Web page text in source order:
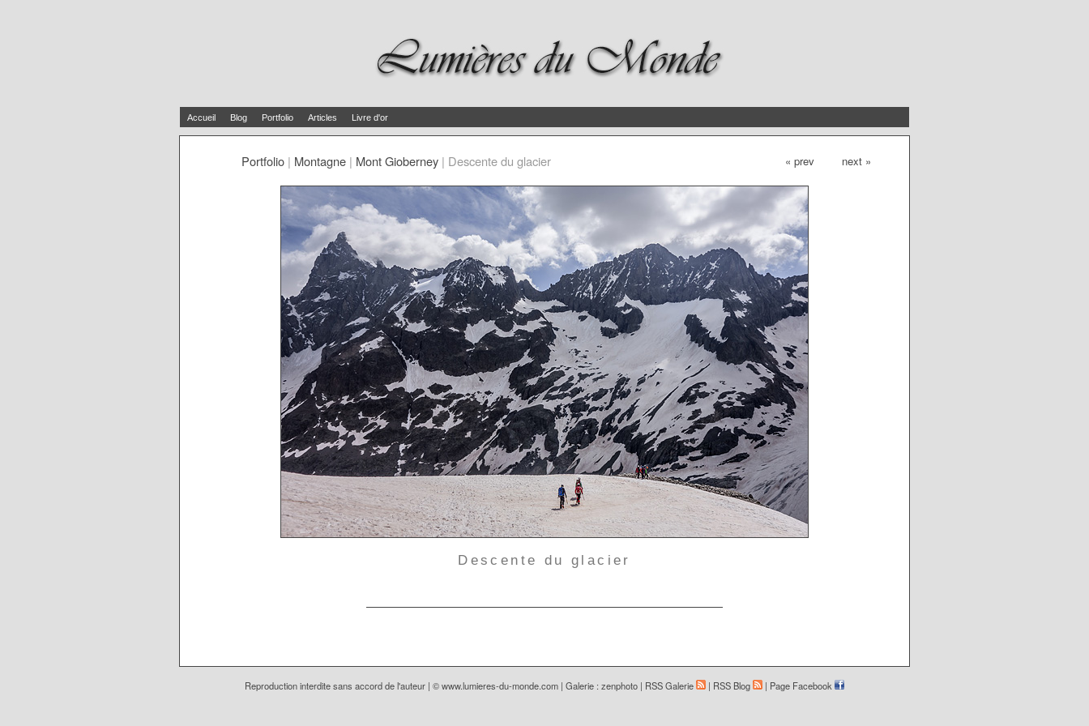
Accueil Blog Portfolio Articles Livre d'or
« prev next »
Portfolio | Montagne | Mont Gioberney | Descente du glacier
Descente du glacier
Reproduction interdite sans accord de l'auteur | ©www.lumieres-du-monde.com | Galerie : zenphoto | RSS Galerie | RSS Blog | Page Facebook